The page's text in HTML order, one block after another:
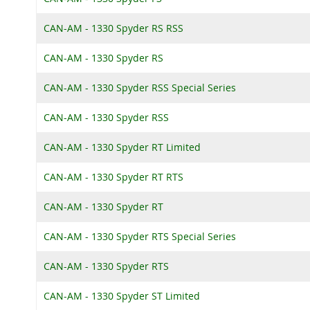
CAN-AM - 1330 Spyder RS RSS
CAN-AM - 1330 Spyder RS
CAN-AM - 1330 Spyder RSS Special Series
CAN-AM - 1330 Spyder RSS
CAN-AM - 1330 Spyder RT Limited
CAN-AM - 1330 Spyder RT RTS
CAN-AM - 1330 Spyder RT
CAN-AM - 1330 Spyder RTS Special Series
CAN-AM - 1330 Spyder RTS
CAN-AM - 1330 Spyder ST Limited